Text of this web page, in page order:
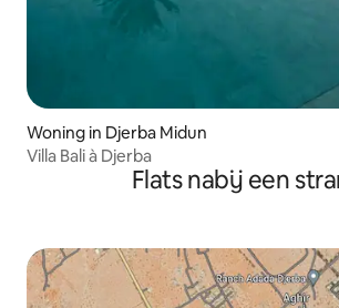
Woning in Djerba Midun
Villa Bali à Djerba
Flats nabij een